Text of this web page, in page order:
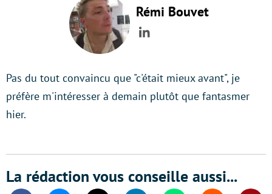
Rémi Bouvet
LinkedIn
Pas du tout convaincu que "c'était mieux avant", je
préfère m'intéresser à demain plutôt que fantasmer
hier.
La rédaction vous conseille aussi...